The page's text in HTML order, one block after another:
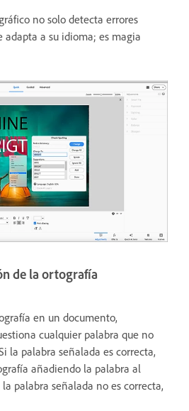
no solo detecta errores
adapta a su idioma; es magia
de la ortografía
en un documento,
cualquier palabra que no
la palabra señalada es correcta,
añadiendo la palabra al
palabra señalada no es correcta,